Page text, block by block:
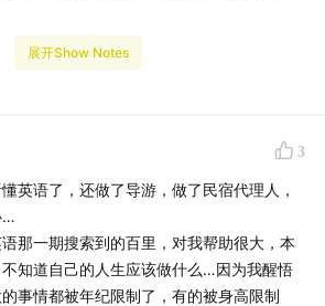
牙利、捷克、印度、泰国、澳大利
展开Show Notes
3
英语了，还做了导游，做了民宿代理人，
…
那一期搜索到的百里，对我帮助很大，本
知道自己的人生应该做什么…因为我醒悟
事情都被年纪限制了，有的被身高限制